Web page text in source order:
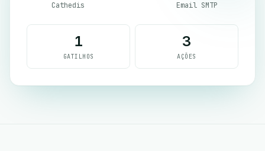
Cathedis Email SMTP
1
GATILHOS
3
AÇÕES